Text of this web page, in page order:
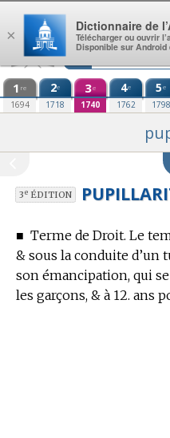
Aller au contenu
1 re
1694
2e
1718
3e
1740
4e
1762
5e
1798
3eÉDITION
■ Terme de Droit. Le
& sous la conduite d’un
son émancipation, qui
les garçons, & à 12. ans
×
Dictionnaire de
Télécharger ou ouvrir
Disponible sur Android